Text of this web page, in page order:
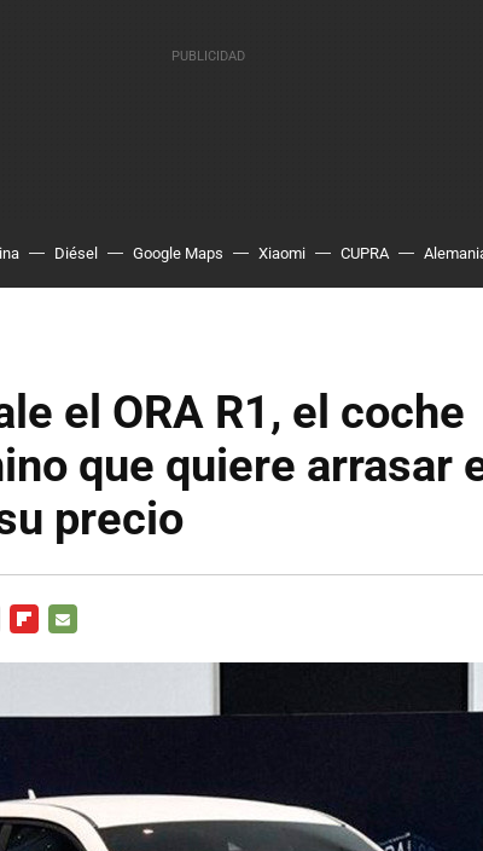
Diésel Google Maps Xiaomi CUPRA
el ORA R1, el coche
que quiere arrasar
precio